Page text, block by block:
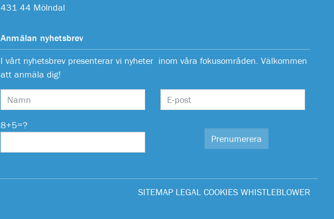
431 44 Mölndal
Anmälan nyhetsbrev
I vårt nyhetsbrev presenterar vi nyheter inom våra fokusområden. Välkommen
att anmäla dig!
8+5=?
SITEMAP LEGAL COOKIES WHISTLEBLOWER